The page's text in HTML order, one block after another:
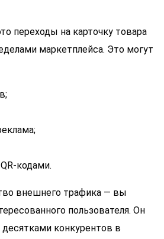
переходы на карточку товара
маркетплейса. Это могут
кодами.
внешнего трафика — вы
пользователя. Он
конкурентов в